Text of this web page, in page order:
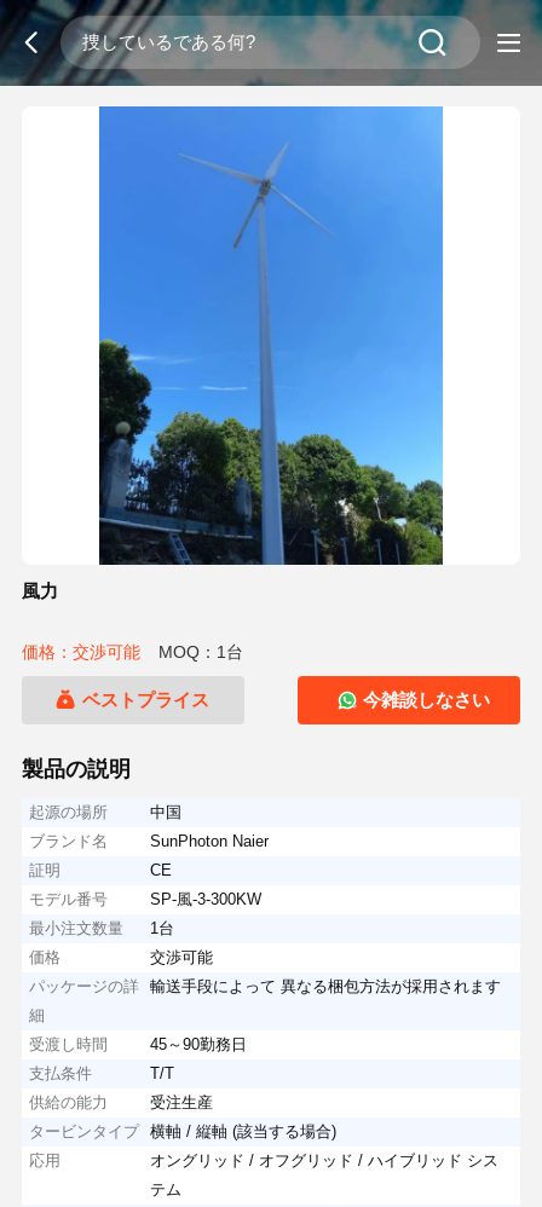
風力
価格：交渉可能 MOQ：1台
ベストプライス 今雑談しなさい
製品の説明
起源の場所
中国
ブランド名
SunPhoton Naier
証明
CE
モデル番号
SP-風-3-300KW
最小注文数量
1台
価格
交渉可能
パッケージの詳
細
輸送手段によって 異なる梱包方法が採用されます
受渡し時間
45～90勤務日
支払条件
T/T
供給の能力
受注生産
タービンタイプ 横軸 / 縦軸 (該当する場合)
応用
オングリッド / オフグリッド / ハイブリッド シス
テム